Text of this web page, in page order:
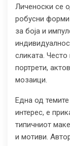
Личеноски се
робусни
за боја и
сликата.
портрети,
мозаици.
Една од
интерес, е
типичниот
и мотиви.